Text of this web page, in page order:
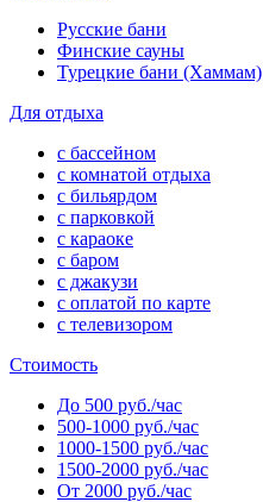
Русские бани
Финские сауны
Турецкие бани (Хаммам)
Для отдыха
с бассейном
с комнатой отдыха
с бильярдом
с парковкой
с караоке
с баром
с джакузи
с оплатой по карте
с телевизором
Стоимость
До 500 руб./час
500-1000 руб./час
1000-1500 руб./час
1500-2000 руб./час
От 2000 руб./час